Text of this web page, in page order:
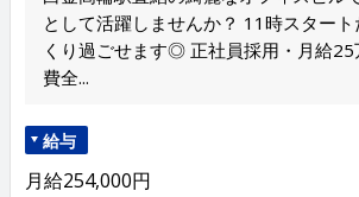
として活躍しませんか？ 11時スター
くり過ごせます◎ 正社員採用・月給25
費全...
給与
月給254,000円